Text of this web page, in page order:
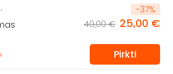
-37%
40,00 € 25,00 €
Pirkti